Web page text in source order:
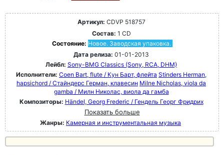
Артикул: CDVP 518757
Состав: 1 CD
Состояние: Новое. Заводская упаковка.
Дата релиза: 01-01-2013
Лейбл: Sony-BMG Classics (Sony, RCA, DHM)
Исполнители: Coen Bart, flute / Кун Барт, флейта Stinders Herman,
hapsichord / Стайндерс Герман, клавесин Milne Nicholas, viola da
gamba / Милн Николас, виола да гамба
Композиторы: Händel, Georg Frederic / Гендель Георг Фридрих
Показать больше
Жанры: Камерная и инструментальная музыка